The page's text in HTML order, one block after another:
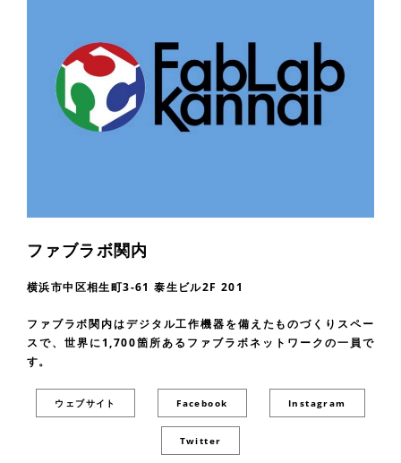
ファブラボ関内
横浜市中区相生町3-61 泰生ビル2F 201
ファブラボ関内はデジタル工作機器を備えたものづくりスペー
スで、世界に1,700箇所あるファブラボネットワークの一員で
す。
ウェブサイト Facebook Instagram
Twitter